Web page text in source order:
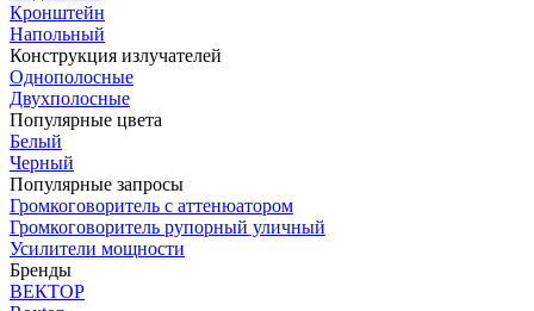
Кронштейн
Напольный
Конструкция излучателей
Однополосные
Двухполосные
Популярные цвета
Белый
Черный
Популярные запросы
Громкоговоритель с аттенюатором
Громкоговоритель рупорный уличный
Усилители мощности
Бренды
ВЕКТОР